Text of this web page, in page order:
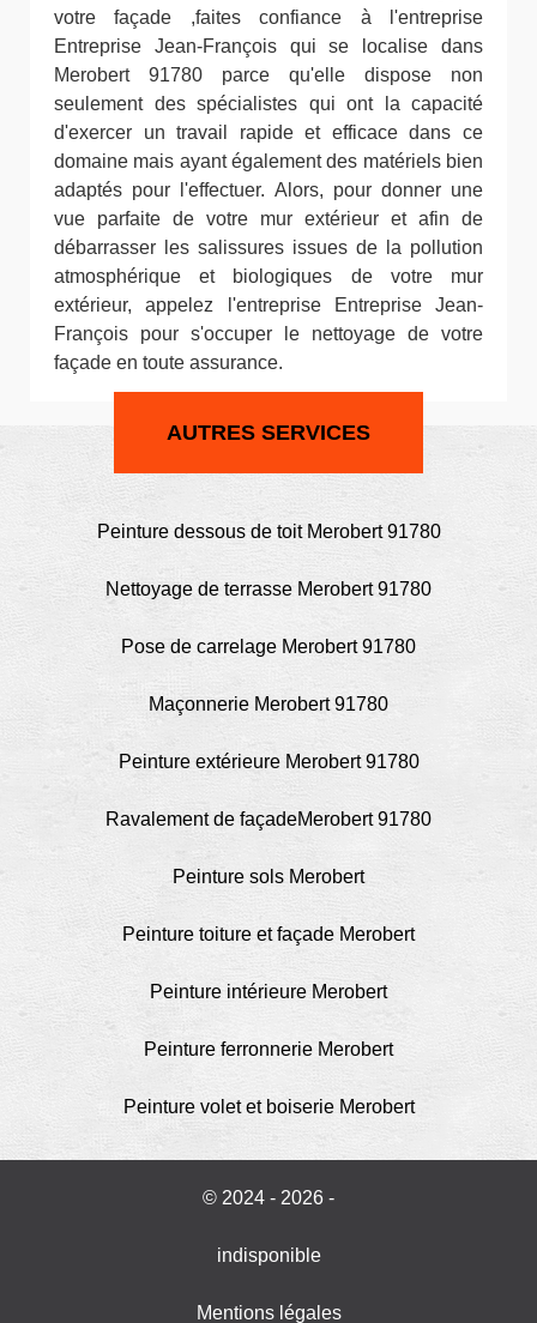
votre façade ,faites confiance à l'entreprise
Entreprise Jean-François qui se localise dans
Merobert 91780 parce qu'elle dispose non
seulement des spécialistes qui ont la capacité
d'exercer un travail rapide et efficace dans ce
domaine mais ayant également des matériels bien
adaptés pour l'effectuer. Alors, pour donner une
vue parfaite de votre mur extérieur et afin de
débarrasser les salissures issues de la pollution
atmosphérique et biologiques de votre mur
extérieur, appelez l'entreprise Entreprise Jean-
François pour s'occuper le nettoyage de votre
façade en toute assurance.
AUTRES SERVICES
Peinture dessous de toit Merobert 91780
Nettoyage de terrasse Merobert 91780
Pose de carrelage Merobert 91780
Maçonnerie Merobert 91780
Peinture extérieure Merobert 91780
Ravalement de façadeMerobert 91780
Peinture sols Merobert
Peinture toiture et façade Merobert
Peinture intérieure Merobert
Peinture ferronnerie Merobert
Peinture volet et boiserie Merobert
© 2024 - 2026 -
indisponible
Mentions légales